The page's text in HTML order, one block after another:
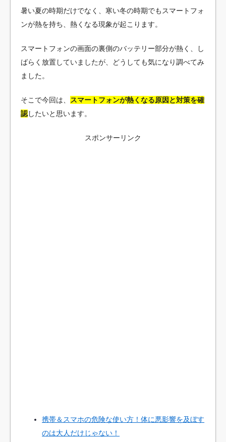
暑い夏の時期だけでなく、寒い冬の時期でもスマートフォ
ンが熱を持ち、熱くなる現象が起こります。
スマートフォンの画面の裏側のバッテリー部分が熱く、し
ばらく放置していましたが、どうしても気になり調べてみ
ました。
そこで今回は、 スマートフォンが熱くなる原因と対策を確
認したいと思います。
スポンサーリンク
携帯＆スマホの危険な使い方！体に悪影響を及ぼす
のは大人だけじゃない！